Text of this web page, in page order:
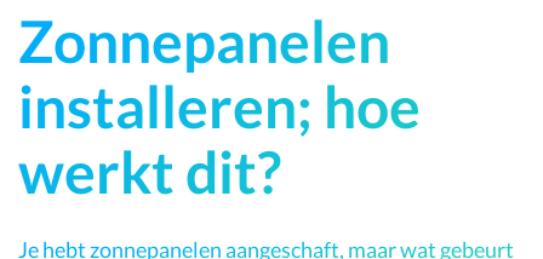
Zonnepanelen
installeren; hoe
werkt dit?
Je hebt zonnepanelen aangeschaft, maar wat gebeurt